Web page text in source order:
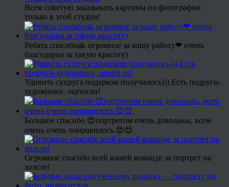
Всем советую заказывать картины по фотографии
только в этой студии!
Ребята спасибо🙏 огромное за вашу работу❤ очень
благодарна за такую красоту)
Удивить супруга подарком получилось))) Есть подруги-
художники, оценили!
Большое спасибо 😍портретом очень довольны, всем
очень очень понравилось 😍😍
Огромное спасибо всей вашей команде за портрет на
холсте!